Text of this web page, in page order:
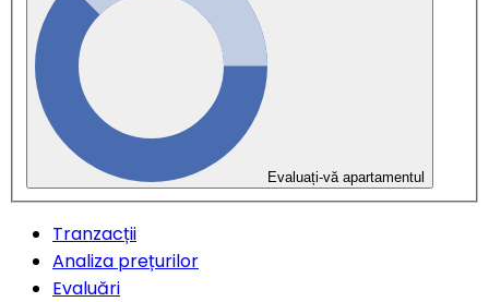
Evaluați-vă apartamentul
Tranzacții
Analiza prețurilor
Evaluări